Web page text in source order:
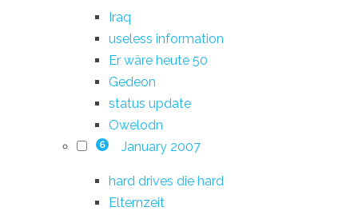
Iraq
useless information
Er wäre heute 50
Gedeon
status update
Owelodn
6 January 2007
hard drives die hard
Elternzeit